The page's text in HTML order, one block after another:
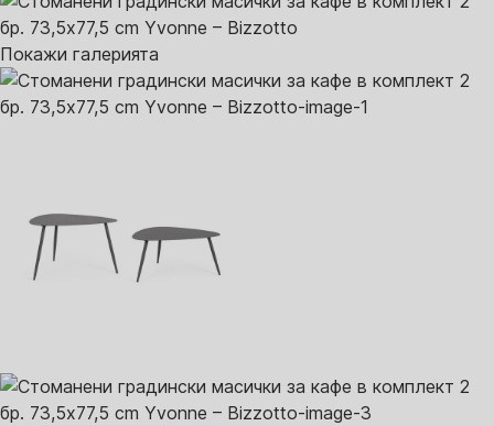
Покажи галерията